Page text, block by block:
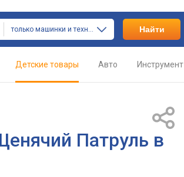
только машинки и техника Найти
Детские товары Авто Инструмент
Патруль в